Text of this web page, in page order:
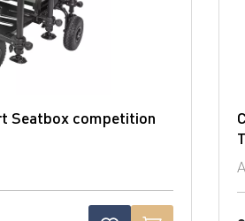
Seatbox competition